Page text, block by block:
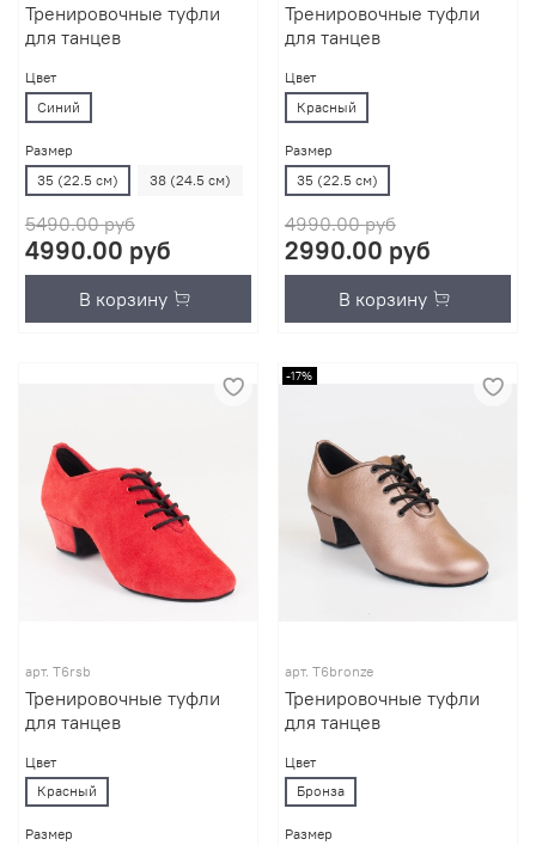
Тренировочные туфли
для танцев
Цвет
Синий
Размер
35 (22.5 см)
38 (24.5 см)
5490.00 руб
4990.00 руб
В корзину
Тренировочные туфли
для танцев
Цвет
Красный
Размер
35 (22.5 см)
4990.00 руб
2990.00 руб
В корзину
арт. T6rsb
Тренировочные туфли
для танцев
Цвет
Красный
Размер
-17%
арт. T6bronze
Тренировочные туфли
для танцев
Цвет
Бронза
Размер